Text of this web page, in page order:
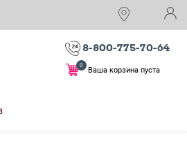
8-800-775-70-64
Ваша корзина пуста
0